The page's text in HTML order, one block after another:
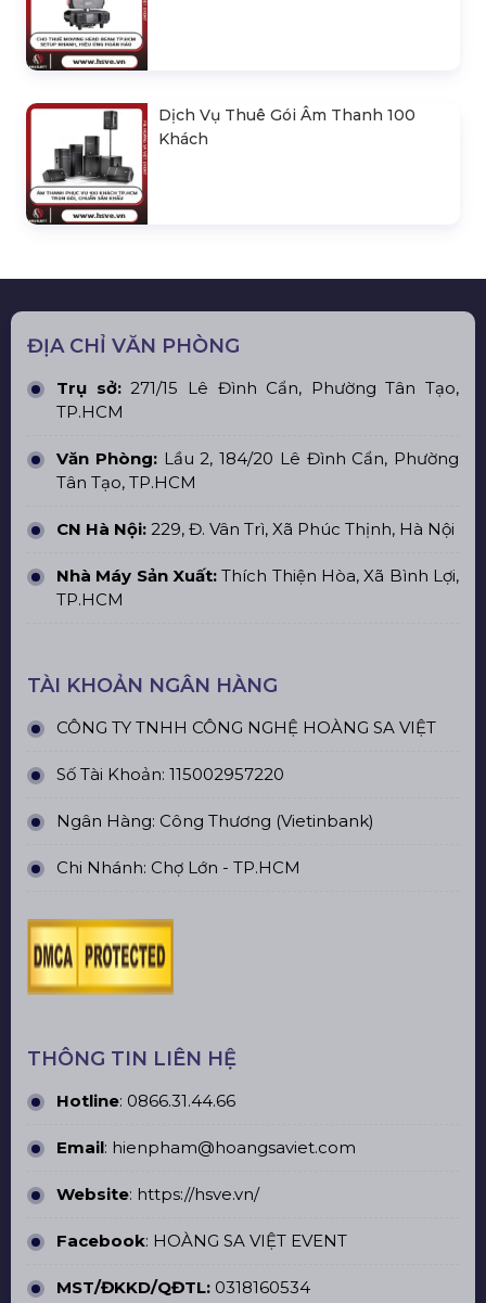
Dịch Vụ Thuê Gói Âm Thanh 100
Khách
ĐỊA CHỈ VĂN PHÒNG
Trụ sở:271/15 Lê Đình Cẩn, Phường Tân Tạo,
TP.HCM
Văn Phòng:Lầu 2, 184/20 Lê Đình Cẩn, Phường
Tân Tạo, TP.HCM
CN Hà Nội: 229, Đ. Vân Trì, Xã Phúc Thịnh, Hà Nội
Nhà Máy Sản Xuất: Thích Thiện Hòa, Xã Bình Lợi,
TP.HCM
TÀI KHOẢN NGÂN HÀNG
CÔNG TY TNHH CÔNG NGHỆ HOÀNG SA VIỆT
Số Tài Khoản: 115002957220
Ngân Hàng: Công Thương (Vietinbank)
Chi Nhánh: Chợ Lớn - TP.HCM
THÔNG TIN LIÊN HỆ
Hotline: 0866.31.44.66
Email: hienpham@hoangsaviet.com
Website: https://hsve.vn/
Facebook: HOÀNG SA VIỆT EVENT
MST/ĐKKD/QĐTL: 0318160534